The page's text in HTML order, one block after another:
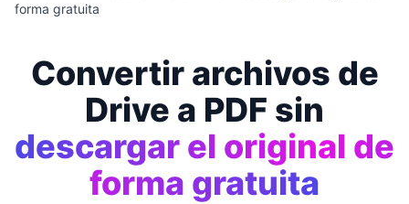
forma gratuita
Convertir archivos de
Drive a PDF sin
descargar el original de
forma gratuita